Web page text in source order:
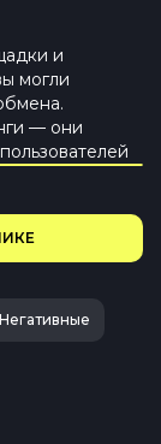
и
могли
— они
Негативные